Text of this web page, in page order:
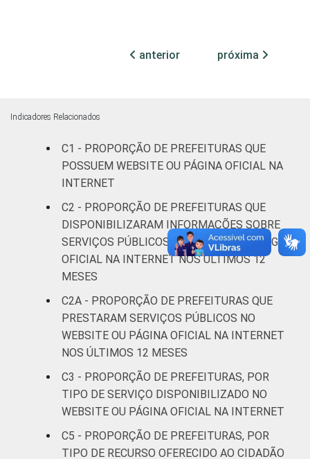
anterior próxima
Indicadores Relacionados
C1 - PROPORÇÃO DE PREFEITURAS QUE
POSSUEM WEBSITE OU PÁGINA OFICIAL NA
INTERNET
C2 - PROPORÇÃO DE PREFEITURAS QUE
DISPONIBILIZARAM INFORMAÇÕES SOBRE
SERVIÇOS PÚBLICOS NO WEBSITE OU PÁGINA
OFICIAL NA INTERNET NOS ÚLTIMOS 12
MESES
C2A - PROPORÇÃO DE PREFEITURAS QUE
PRESTARAM SERVIÇOS PÚBLICOS NO
WEBSITE OU PÁGINA OFICIAL NA INTERNET
NOS ÚLTIMOS 12 MESES
C3 - PROPORÇÃO DE PREFEITURAS, POR
TIPO DE SERVIÇO DISPONIBILIZADO NO
WEBSITE OU PÁGINA OFICIAL NA INTERNET
C5 - PROPORÇÃO DE PREFEITURAS, POR
TIPO DE RECURSO OFERECIDO AO CIDADÃO